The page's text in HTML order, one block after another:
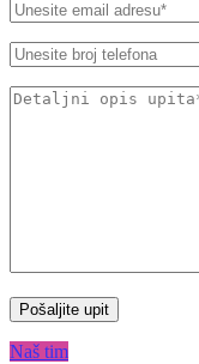
Naš tim